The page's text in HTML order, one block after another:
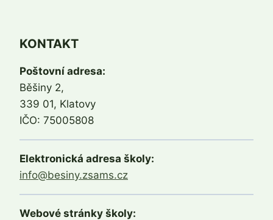
KONTAKT
Poštovní adresa:
Běšiny 2,
339 01, Klatovy
IČO: 75005808
Elektronická adresa školy:
info@besiny.zsams.cz
Webové stránky školy: